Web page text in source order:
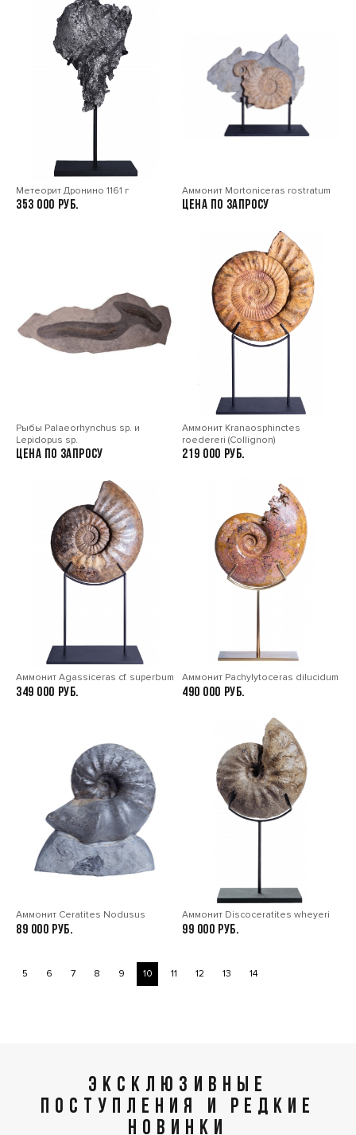
Метеорит Дронино 1161 г
353 000
Аммонит Mortoniceras rostratum
Цена по запросу
Рыбы Palaeorhynchus sp. и
Lepidopus sp.
Цена по запросу
Аммонит Kranaosphinctes
roedereri (Collignon)
219 000
Аммонит Agassiceras cf. superbum
349 000
Аммонит Pachylytoceras dilucidum
490 000
Аммонит Ceratites Nodusus
89 000
Аммонит Discoceratites wheyeri
99 000
5 6 7 8 9 10 11 12 13 14
ЭКСКЛЮЗИВНЫЕ
ПОСТУПЛЕНИЯ И РЕДКИЕ
НОВИНКИ